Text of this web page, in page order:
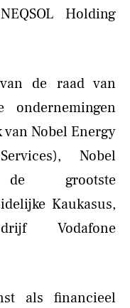
Holding
de raad van
ondernemingen
Nobel Energy
Nobel
grootste
Kaukasus,
Vodafone
als financieel